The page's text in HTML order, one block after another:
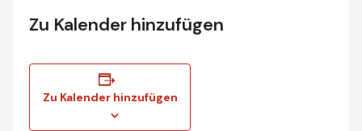
Zu Kalender hinzufügen
Zu Kalender hinzufügen